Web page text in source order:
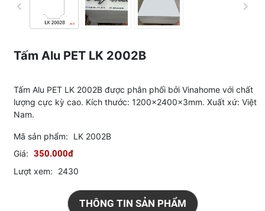
Tấm Alu PET LK 2002B
Tấm Alu PET LK 2002B được phân phối bởi Vinahome với chất
lượng cực kỳ cao. Kích thước: 1200x2400x3mm. Xuất xứ: Việt
Nam.
Mã sản phẩm:
LK 2002B
Giá: 350.000đ
Lượt xem: 2430
THÔNG TIN SẢN PHẨM